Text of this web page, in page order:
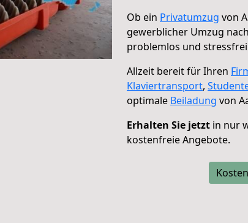
Ob ein Privatumzug von
gewerblicher Umzug
problemlos und
Allzeit bereit für Ihren
Klaviertransport,
optimale Beiladung von
Erhalten Sie jetzt in nur
kostenfreie Angebote.